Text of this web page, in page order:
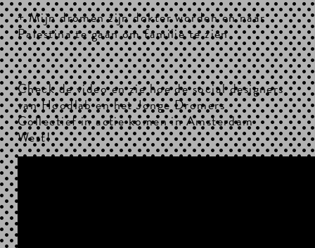
+ Mijn dromen zijn dokter worden en naar
Palestina te gaan om familie te zien
Check de video en zie hoe de social designers
van Hoodlab en het Jonge Dromers
Collectief in actie komen in Amsterdam
West!